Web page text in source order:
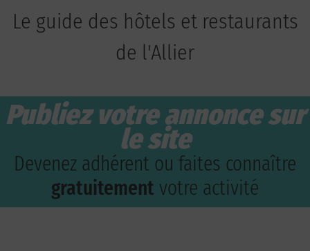
Le guide des hôtels et restaurants
de l'Allier
Publiez votre annonce sur
le site
Devenez adhérent ou faites connaître
gratuitement votre activité